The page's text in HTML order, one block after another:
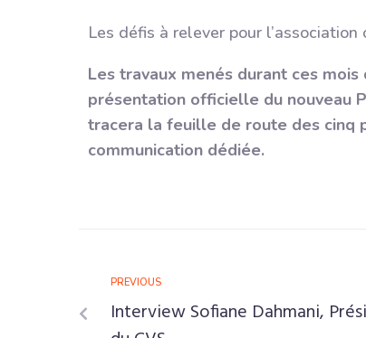
Les défis à relever pour
Les travaux menés durant ces
présentation officielle du nouveau
tracera la feuille de route des cinq
communication dédiée.
PREVIOUS
Interview Sofiane Dahmani,